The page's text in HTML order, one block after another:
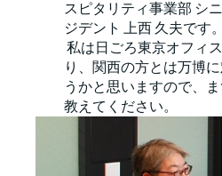
スピタリティ事業部 シ
ジデント 上西 久夫です。
私は日ごろ東京オフィ
り、関西の方とは万博
うかと思いますので、
教えてください。